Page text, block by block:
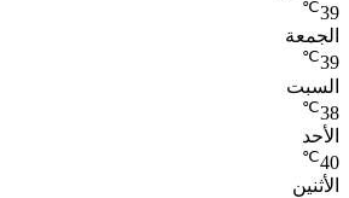
39
℃
الجمعة
39
℃
السبت
38
℃
الأحد
40
℃
الأثنين